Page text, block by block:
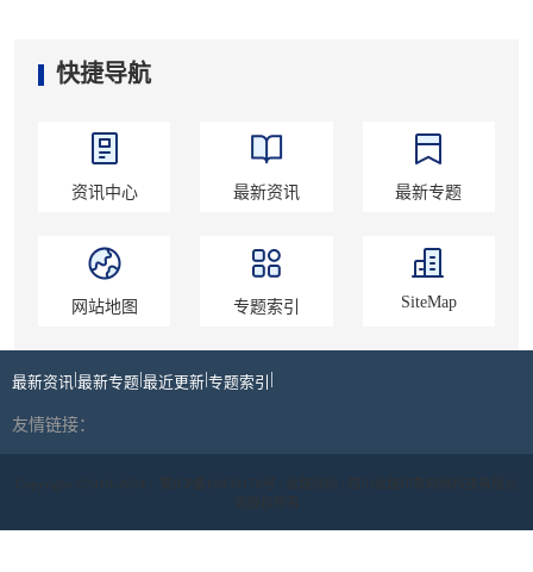
快捷导航
资讯中心 最新资讯 最新专题
网站地图 专题索引 SiteMap
最新资讯 最新专题 最近更新 专题索引
友情链接：